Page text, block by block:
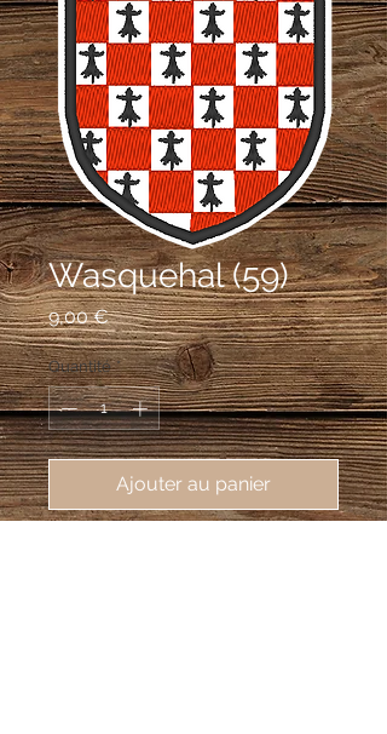
Wasquehal (59)
9,00 €Prix
Quantité *
Ajouter au panier